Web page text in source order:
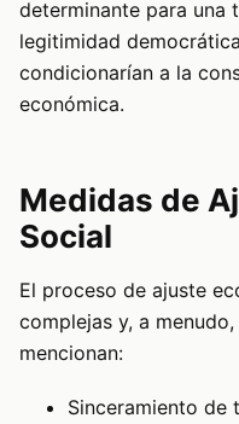
determinante para una
legitimidad
condicionarían a la
económica.
Medidas de
Social
El proceso de ajuste
complejas y, a
mencionan:
Sinceramiento de